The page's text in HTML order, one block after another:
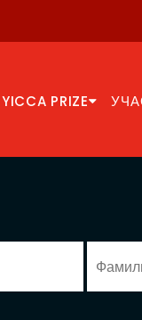
YICCA PRIZE